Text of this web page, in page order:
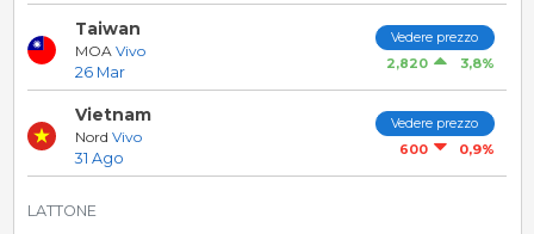
Taiwan
MOAVivo
26 Mar
Vedere prezzo
2,820
3,8%
Vietnam
NordVivo
31 Ago
Vedere prezzo
600
0,9%
LATTONE